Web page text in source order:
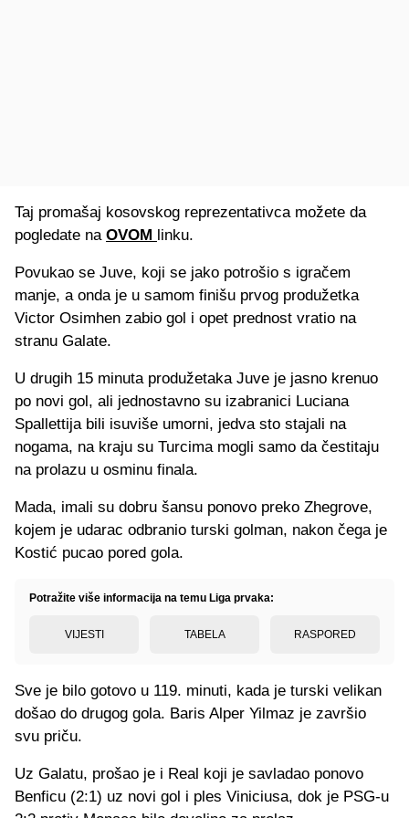
Taj promašaj kosovskog reprezentativca možete da
pogledate na OVOM linku.
Povukao se Juve, koji se jako potrošio s igračem
manje, a onda je u samom finišu prvog produžetka
Victor Osimhen zabio gol i opet prednost vratio na
stranu Galate.
U drugih 15 minuta produžetaka Juve je jasno krenuo
po novi gol, ali jednostavno su izabranici Luciana
Spallettija bili isuviše umorni, jedva sto stajali na
nogama, na kraju su Turcima mogli samo da čestitaju
na prolazu u osminu finala.
Mada, imali su dobru šansu ponovo preko Zhegrove,
kojem je udarac odbranio turski golman, nakon čega je
Kostić pucao pored gola.
Potražite više informacija na temu Liga prvaka:
VIJESTI TABELA RASPORED
Sve je bilo gotovo u 119. minuti, kada je turski velikan
došao do drugog gola. Baris Alper Yilmaz je završio
svu priču.
Uz Galatu, prošao je i Real koji je savladao ponovo
Benficu (2:1) uz novi gol i ples Viniciusa, dok je PSG-u